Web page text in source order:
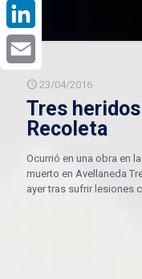
23/04/2016
Tres
Recoleta
Ocurrió en una obra en
muerto en Avellaneda
ayer tras sufrir lesiones
Twitter
LinkedIn
Email